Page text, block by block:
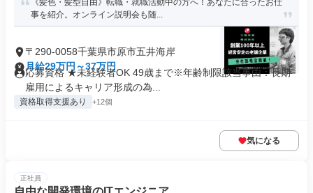
《髪色・髪型自由》転職・就職活動中の方へ！あなたに合ったお仕
事を紹介。オンライン説明会も随...
〒290-0058千葉県市原市五井海岸
月給29万円～37万円
応募資格 ★未経験者OK 49歳まで※年齢制限該当事由：長期
雇用によるキャリア形成の為...
資格取得支援あり +12個
気になる
正社員